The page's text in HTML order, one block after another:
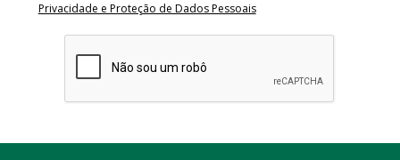
Privacidade e Proteção de Dados Pessoais